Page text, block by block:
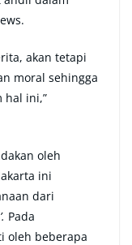
akan tetapi
moral sehingga
hal ini,”
oleh
ini
dari
Pada
oleh beberapa